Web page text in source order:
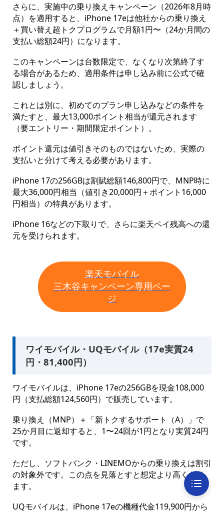
さらに、実施中の乗り換えキャンペーン（2026年8月時
点）を適用すると、iPhone 17eは他社からの乗り換え
＋買い替え超トクプログラムで月額1円〜（24か月間の
支払い総額24円）になります。
このキャンペーンは台数限定で、なくなり次第終了す
る場合があるため、適用条件は申し込み前に公式で確
認しましょう。
これとは別に、初めてのプラン申し込みなどの条件を
満たすと、最大13,000ポイント相当が還元されます
（要エントリー・期間限定ポイント）。
ポイント還元は値引きそのものではないため、実際の
支払いと分けて考える必要があります。
iPhone 17の256GBは割賦総額146,800円で、MNP時に
最大36,000円相当（値引き20,000円＋ポイント16,000
円相当）の特典があります。
iPhone 16などの下取りで、さらに楽天ペイ残高への還
元を受けられます。
楽天モバイル
三木谷キャンペーン専用ペー
ジ
ワイモバイル・UQモバイル（17e実質24
円・81,400円）
ワイモバイルは、iPhone 17eの256GBを現金108,000
円（支払総額124,560円）で販売しています。
乗り換え（MNP）＋「新トクするサポート（A）」で
25か月目に返却すると、1〜24回が1円となり実質24円
です。
ただし、ソフトバンク・LINEMOからの乗り換えは割引
の対象外です。この点を見落とすと想定より高くなり
ます。
UQモバイルは、iPhone 17eの機種代金119,900円から